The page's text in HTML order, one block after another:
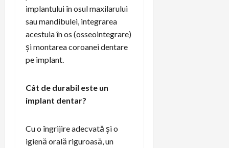
implantului în osul maxilarului
sau mandibulei, integrarea
acestuia în os (osseointegrare)
și montarea coroanei dentare
pe implant.
Cât de durabil este un
implant dentar?
Cu o îngrijire adecvată și o
igienă orală riguroasă, un